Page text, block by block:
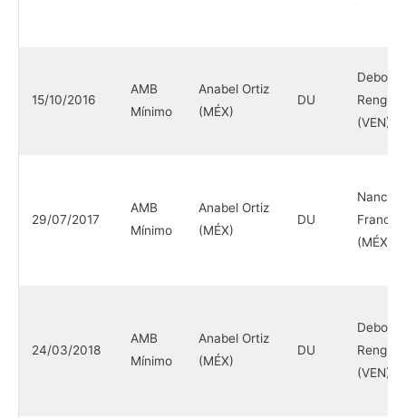
15/10/2016
AMB
Mínimo
Anabel Ortiz
(MÉX)
DU
Debora
Rengifo
(VEN)
29/07/2017
AMB
Mínimo
Anabel Ortiz
(MÉX)
DU
Nancy
Franco
(MÉX)
24/03/2018
AMB
Mínimo
Anabel Ortiz
(MÉX)
DU
Debora
Rengifo
(VEN)